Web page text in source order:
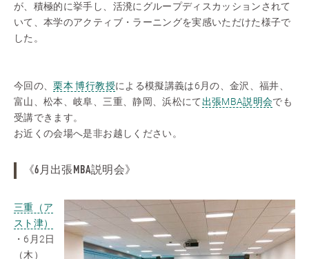
が、積極的に挙手し、活溌にグループディスカッションされて
いて、本学のアクティブ・ラーニングを実感いただけた様子で
した。
今回の、栗本 博行教授による模擬講義は6月の、金沢、福井、
富山、松本、岐阜、三重、静岡、浜松にて出張MBA説明会でも
受講できます。
お近くの会場へ是非お越しください。
《6月出張MBA説明会》
三重（ア
スト津）
・6月2日
（木）